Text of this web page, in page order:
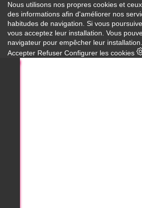
Nous utilisons nos propres cookies et
des informations afin d'améliorer nos
habitudes de navigation. Si vous
vous acceptez leur installation. Vous
navigateur pour empêcher leur installation.
Accepter Refuser Configurer les cookies